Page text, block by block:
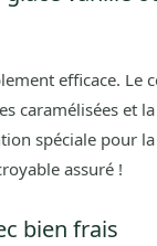
efficace. Le
caramélisées et la
spéciale pour
assuré !
bien frais